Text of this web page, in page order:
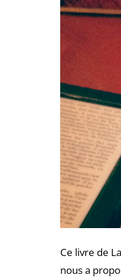
Ce livre de
nous a